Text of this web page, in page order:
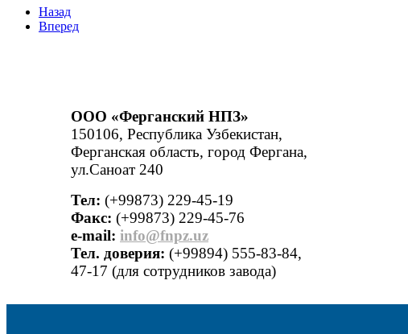
Назад
Вперед
ООО «Ферганский НПЗ»
150106, Республика Узбекистан,
Ферганская область, город Фергана,
ул.Саноат 240
Тел: (+99873) 229-45-19
Факс: (+99873) 229-45-76
е-mail: info@fnpz.uz
Тел. доверия: (+99894) 555-83-84,
47-17 (для сотрудников завода)